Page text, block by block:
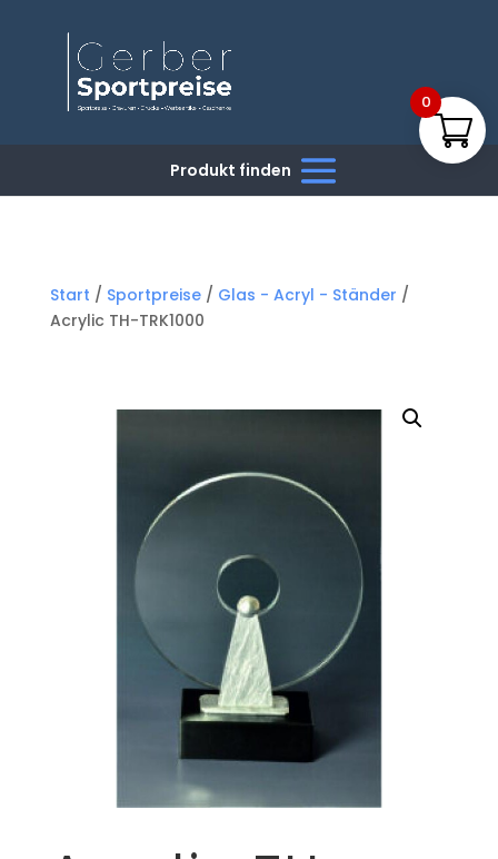
Start / Sportpreise/ Glas - Acryl - Ständer /
Acrylic TH-TRK1000
0